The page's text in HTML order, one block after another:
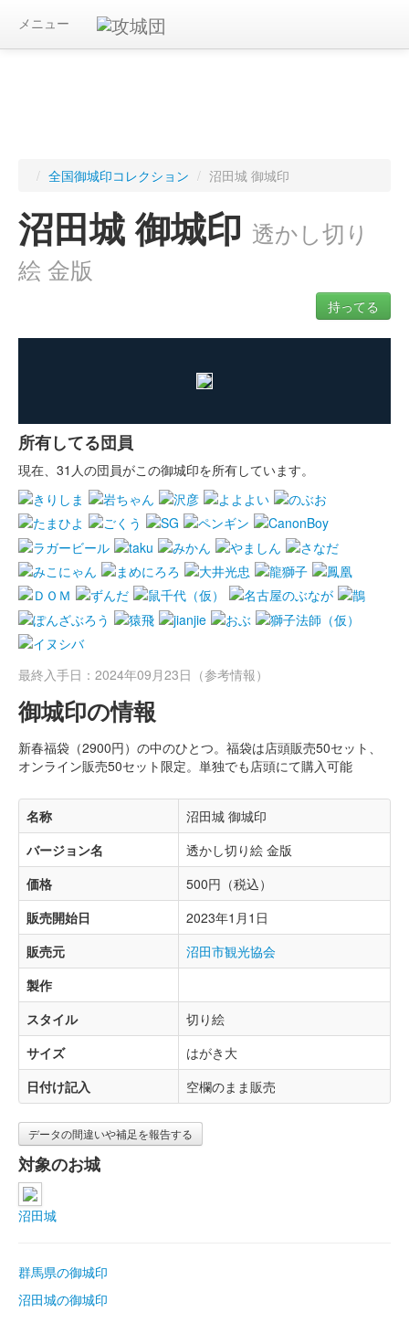
メニュー
/ 全国御城印コレクション / 沼田城 御城印
沼田城 御城印 透かし切り
絵 金版
持ってる
所有してる団員
現在、31人の団員がこの御城印を所有しています。
最終入手日：2024年09月23日（参考情報）
御城印の情報
新春福袋（2900円）の中のひとつ。福袋は店頭販売50セット、
オンライン販売50セット限定。単独でも店頭にて購入可能
名称
沼田城 御城印
バージョン名
透かし切り絵 金版
価格
500円（税込）
販売開始日
2023年1月1日
販売元
沼田市観光協会
製作
スタイル
切り絵
サイズ
はがき大
日付け記入
空欄のまま販売
データの間違いや補足を報告する
対象のお城
沼田城
群馬県の御城印
沼田城の御城印